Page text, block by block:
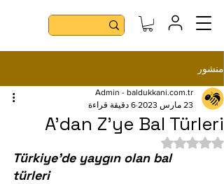
منشور
A'dan Z'ye Bal Türleri
Admin - baldukkani.com.tr
23 مارس 2023
6 دقيقة قراءة
تم التقييم بـ ليس رقمًا من أصل 5 نجوم.
Türkiye'de yaygın olan bal
türleri